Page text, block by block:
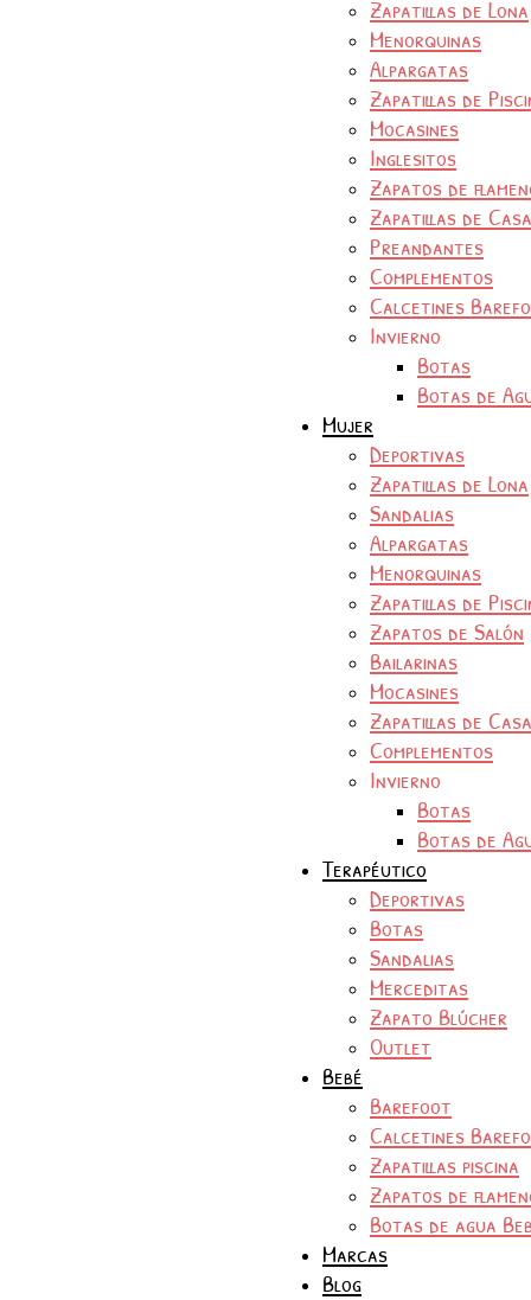
Zapatillas de Lona
Menorquinas
Alpargatas
Zapatillas de
Mocasines
Inglesitos
Zapatos de
Zapatillas de Casa
Preandantes
Complementos
Calcetines
Invierno
Botas
Botas de
Mujer
Deportivas
Zapatillas de Lona
Sandalias
Alpargatas
Menorquinas
Zapatillas de
Zapatos de Salón
Bailarinas
Mocasines
Zapatillas de Casa
Complementos
Invierno
Botas
Botas de
Terapéutico
Deportivas
Botas
Sandalias
Merceditas
Zapato Blúcher
Outlet
Bebé
Barefoot
Calcetines
Zapatillas piscina
Zapatos de
Botas de agua
Marcas
Blog